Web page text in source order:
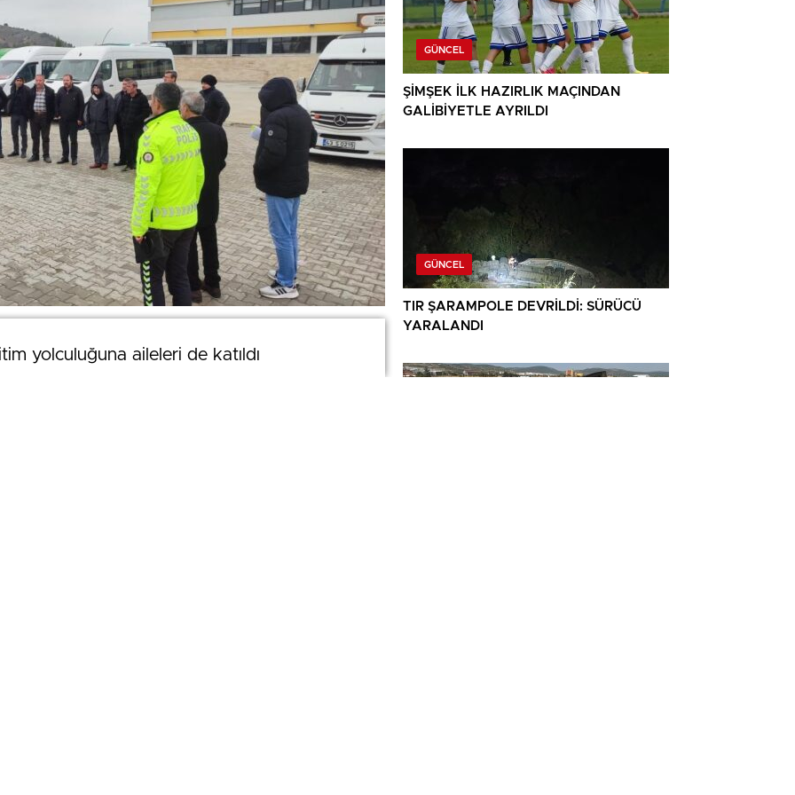
yolculuğuna aileleri de katıldı
News
yolculuğuna aileleri de katıldı
GÜNCEL
ŞİMŞEK İLK HAZIRLIK MAÇINDAN
GALİBİYETLE AYRILDI
GÜNCEL
TIR ŞARAMPOLE DEVRİLDİ: SÜRÜCÜ
YARALANDI